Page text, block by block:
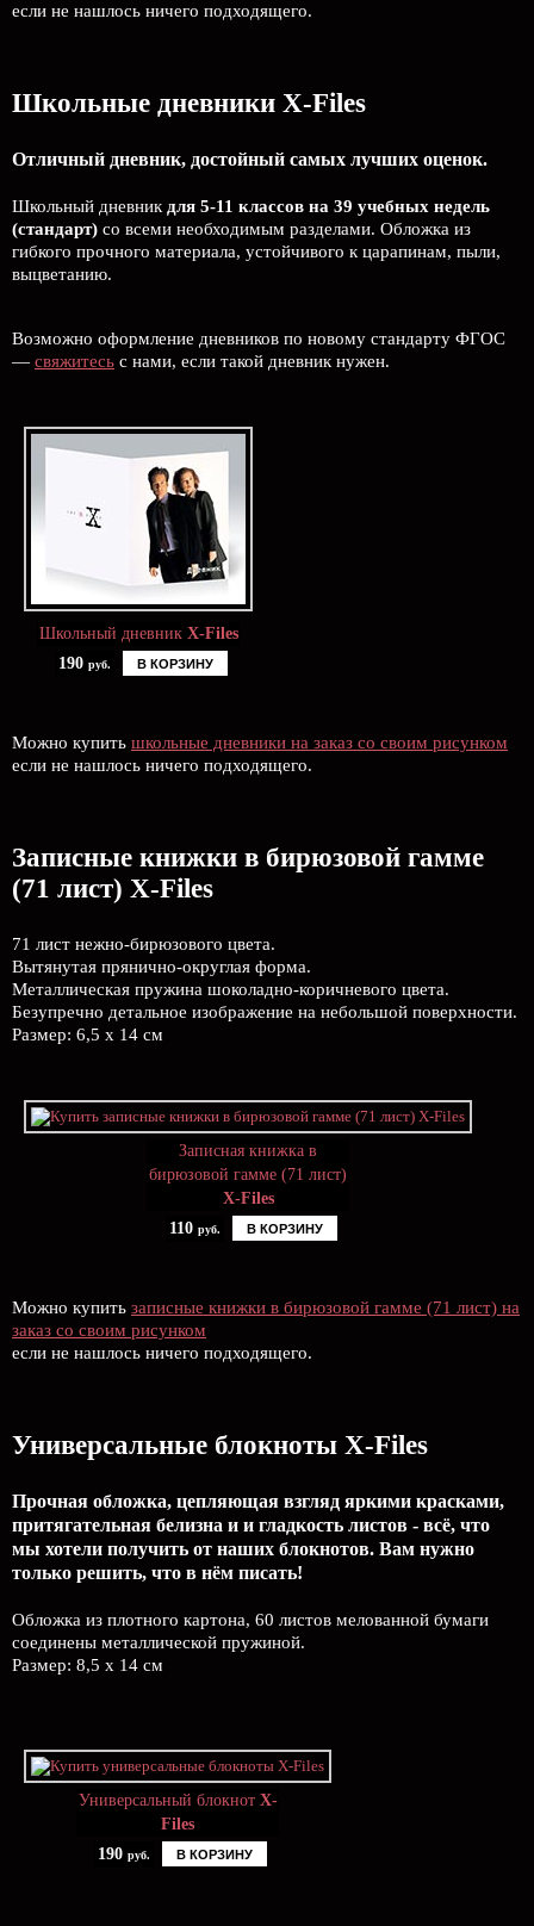
если не нашлось ничего подходящего.
Школьные дневники X-Files
Отличный дневник, достойный самых лучших оценок.
Школьный дневник для 5-11 классов на 39 учебных недель
(стандарт) со всеми необходимым разделами. Обложка из
гибкого прочного материала, устойчивого к царапинам, пыли,
выцветанию.
Возможно оформление дневников по новому стандарту ФГОС
— свяжитесь с нами, если такой дневник нужен.
Школьный дневник X-Files
190 руб. В КОРЗИНУ
Можно купить школьные дневники на заказ со своим рисунком
если не нашлось ничего подходящего.
Записные книжки в бирюзовой гамме
(71 лист) X-Files
71 лист нежно-бирюзового цвета.
Вытянутая прянично-округлая форма.
Металлическая пружина шоколадно-коричневого цвета.
Безупречно детальное изображение на небольшой поверхности.
Размер: 6,5 х 14 см
Записная книжка в
бирюзовой гамме (71 лист)
X-Files
110 руб. В КОРЗИНУ
Можно купить записные книжки в бирюзовой гамме (71 лист) на
заказ со своим рисунком
если не нашлось ничего подходящего.
Универсальные блокноты X-Files
Прочная обложка, цепляющая взгляд яркими красками,
притягательная белизна и и гладкость листов - всё, что
мы хотели получить от наших блокнотов. Вам нужно
только решить, что в нём писать!
Обложка из плотного картона, 60 листов мелованной бумаги
соединены металлической пружиной.
Размер: 8,5 х 14 см
Универсальный блокнот X-
Files
190 руб. В КОРЗИНУ